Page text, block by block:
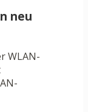
neu
WLAN-